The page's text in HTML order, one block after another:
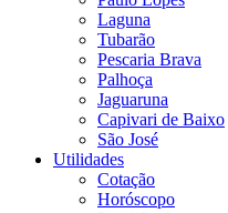
Laguna
Tubarão
Pescaria Brava
Palhoça
Jaguaruna
Capivari de Baixo
São José
Utilidades
Cotação
Horóscopo